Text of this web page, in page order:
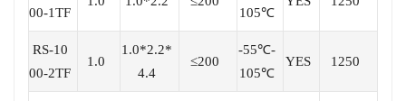
00-1TF
105℃
RS-10
00-2TF
1.0
1.0*2.2*
4.4
≤200
-55℃-
105℃
YES 1250